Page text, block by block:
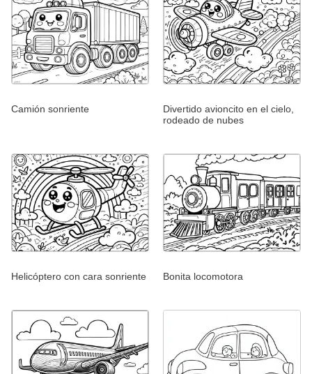
Camión sonriente
Divertido avioncito en el cielo,
rodeado de nubes
Helicóptero con cara sonriente Bonita locomotora